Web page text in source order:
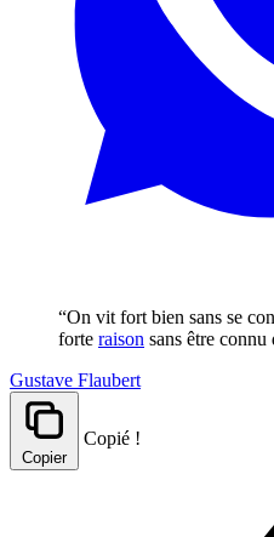
“On vit fort bien sans se
forte raison sans être connu
Gustave Flaubert
Copier
Copié !